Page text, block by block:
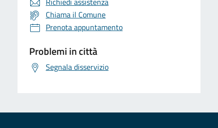
Chiama il Comune
Prenota appuntamento
Problemi in città
Segnala disservizio